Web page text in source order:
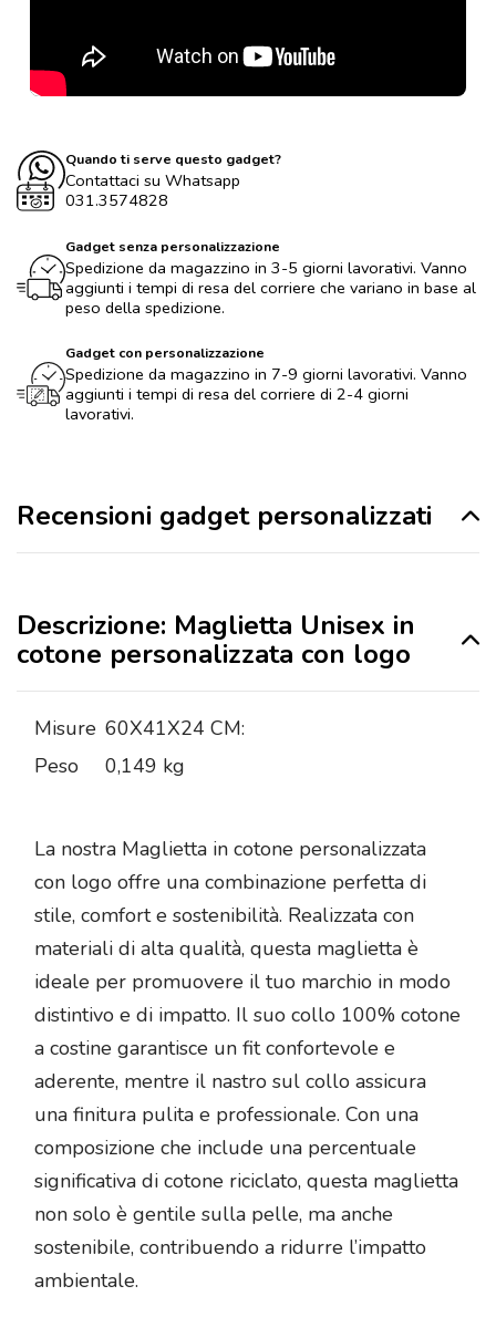
Quando ti serve questo gadget?
Contattaci su Whatsapp
031.3574828
Gadget senza personalizzazione
Spedizione da magazzino in 3-5 giorni lavorativi. Vanno
aggiunti i tempi di resa del corriere che variano in base al
peso della spedizione.
Gadget con personalizzazione
Spedizione da magazzino in 7-9 giorni lavorativi. Vanno
aggiunti i tempi di resa del corriere di 2-4 giorni
lavorativi.
Recensioni gadget personalizzati
Descrizione: Maglietta Unisex in
cotone personalizzata con logo
Misure 60X41X24 CM:
Peso
0,149 kg
La nostra Maglietta in cotone personalizzata
con logo offre una combinazione perfetta di
stile, comfort e sostenibilità. Realizzata con
materiali di alta qualità, questa maglietta è
ideale per promuovere il tuo marchio in modo
distintivo e di impatto. Il suo collo 100% cotone
a costine garantisce un fit confortevole e
aderente, mentre il nastro sul collo assicura
una finitura pulita e professionale. Con una
composizione che include una percentuale
significativa di cotone riciclato, questa maglietta
non solo è gentile sulla pelle, ma anche
sostenibile, contribuendo a ridurre l’impatto
ambientale.